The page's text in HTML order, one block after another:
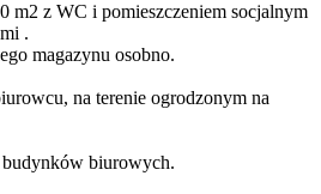
m2 z WC i pomieszczeniem socjalnym
.
magazynu osobno.
na terenie ogrodzonym na
biurowych.